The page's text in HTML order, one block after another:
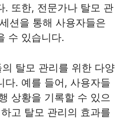
. 또한, 전문가나 탈모 관
션을 통해 사용자들은
수 있습니다.
탈모 관리를 위한 다양
다. 예를 들어, 사용자들
상황을 기록할 수 있으
고 탈모 관리의 효과를